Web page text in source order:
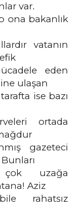
var.
ona bakanlık
vatanın
eden
ulaşan
ise bazı
ortada
gazeteci
çok uzağa
Aziz
rahatsız